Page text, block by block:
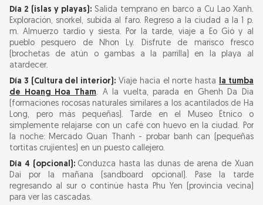
Día 2 (islas y playas):Salida temprano en barco a Cu Lao Xanh.
Exploración, snorkel, subida al faro. Regreso a la ciudad a la 1 p.
m. Almuerzo tardío y siesta. Por la tarde, viaje a Eo Gió y al
pueblo pesquero de Nhon Ly. Disfrute de marisco fresco
(brochetas de atún o gambas a la parrilla) en la playa al
atardecer.
Día 3 (Cultura del interior): Viaje hacia el norte hasta la tumba
de Hoang Hoa Tham. A la vuelta, parada en Ghenh Da Dia
(formaciones rocosas naturales similares a los acantilados de Ha
Long, pero más pequeñas). Tarde en el Museo Étnico o
simplemente relajarse con un café con huevo en la ciudad. Por
la noche: Mercado Quan Thanh - probar banh can (pequeñas
tortitas crujientes) en un puesto callejero.
Día 4 (opcional): Conduzca hasta las dunas de arena de Xuan
Dai por la mañana (sandboard opcional). Pase la tarde
regresando al sur o continúe hasta Phu Yen (provincia vecina)
para ver las cascadas.